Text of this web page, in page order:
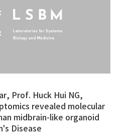
Prof. Huck Hui NG,
revealed molecular
midbrain-like organoid
Disease